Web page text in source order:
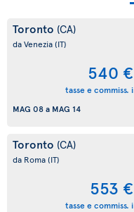
Toronto (CA)
da Venezia(IT)
540 €
tasse e commiss.
MAG 08a MAG 14
Toronto (CA)
da Roma(IT)
553 €
tasse e commiss.